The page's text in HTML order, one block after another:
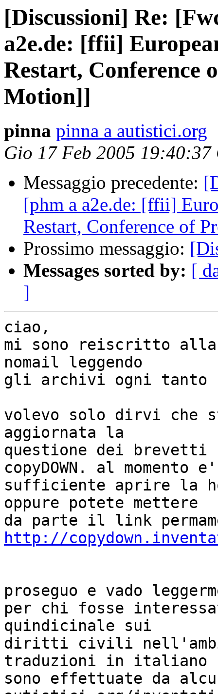
[Discussioni] Re:
a2e.de: [ffii]
Restart, Conference
Motion]]
pinna pinna a autistici.org
Gio 17 Feb 2005 19:40:37
Messaggio precedente:
[phm a a2e.de: [ffii]
Restart, Conference of
Prossimo messaggio:
Messages sorted by: [
]
ciao,
mi sono reiscritto
nomail leggendo
gli archivi ogni tanto
volevo solo dirvi che
aggiornata la
questione dei
copyDOWN. al momento
sufficiente aprire la
oppure potete mettere
http://
proseguo e vado
per chi fosse
quindicinale sui
diritti civili
traduzioni in italiano
sono effettuate da